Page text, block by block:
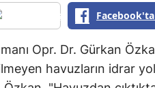
Opr. Dr. Gürkan
havuzların idrar